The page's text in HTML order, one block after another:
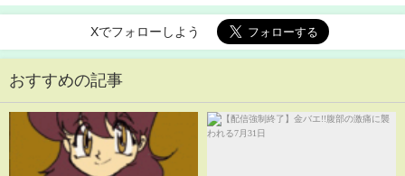
Xでフォローしよう
おすすめの記事